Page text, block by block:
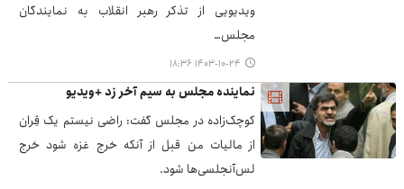
ویدیویی از تذکر رهبر انقلاب به نمایندگان
مجلس…
۱۴۰۳-۱۰-۲۴ ۱۸:۳۶
نماینده مجلس به سیم آخر زد +ویدیو
کوچک‌زاده در مجلس گفت: راضی نیستم یک قِران
از مالیات من قبل از آنکه خرج غزه شود خرج
لس‌آنجلسی‌ها شود.